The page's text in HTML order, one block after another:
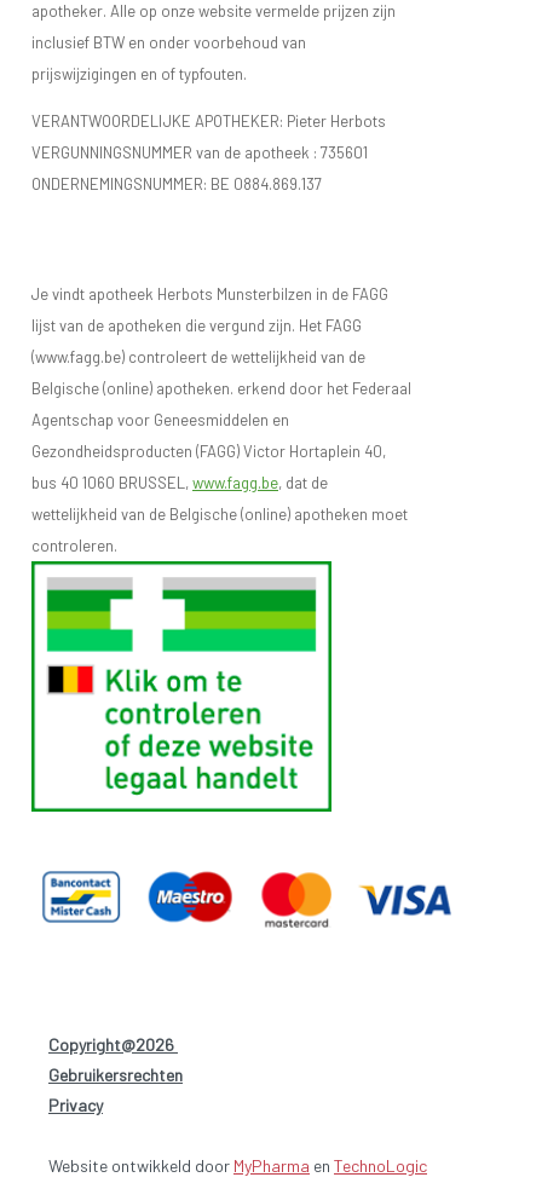
apotheker. Alle op onze website vermelde prijzen zijn
inclusief BTW en onder voorbehoud van
prijswijzigingen en of typfouten.
VERANTWOORDELIJKE APOTHEKER: Pieter Herbots
VERGUNNINGSNUMMER van de apotheek : 735601
ONDERNEMINGSNUMMER: BE 0884.869.137
Je vindt apotheek Herbots Munsterbilzen in de FAGG
lijst van de apotheken die vergund zijn. Het FAGG
(www.fagg.be) controleert de wettelijkheid van de
Belgische (online) apotheken. erkend door het Federaal
Agentschap voor Geneesmiddelen en
Gezondheidsproducten (FAGG) Victor Hortaplein 40,
bus 40 1060 BRUSSEL,www.fagg.be, dat de
wettelijkheid van de Belgische (online) apotheken moet
controleren.
Copyright@2026
Gebruikersrechten
Privacy-
Website ontwikkeld door MyPharma en TechnoLogic